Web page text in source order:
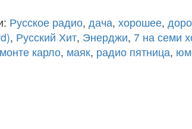
Русское радио, дача, хорошее,
, Русский Хит, Энерджи, 7 на семи
монте карло, маяк, радио пятница,